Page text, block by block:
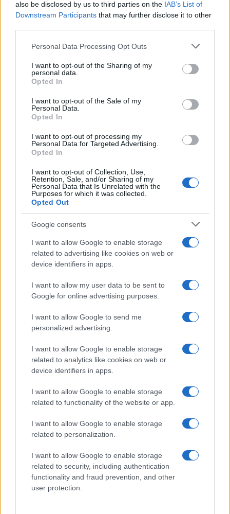
also be disclosed by us to third parties on the IAB’s List of
Downstream Participants that may further disclose it to other
Please note that this website/app uses one or more Google
not limited to your visit or usage behaviour. You may click to
grant or deny consent to Google and its third-party tags to
use your data for below specified purposes in below Google
consent section.
Personal Data Processing Opt Outs
I want to opt-out of the Sharing of my
personal data.
Opted In
I want to opt-out of the Sale of my
Personal Data.
Opted In
I want to opt-out of processing my
Personal Data for Targeted Advertising.
Opted In
I want to opt-out of Collection, Use,
Retention, Sale, and/or Sharing of my
Personal Data that Is Unrelated with the
Purposes for which it was collected.
Opted Out
Google consents
I want to allow Google to enable storage
related to advertising like cookies on web or
device identifiers in apps.
I want to allow my user data to be sent to
Google for online advertising purposes.
I want to allow Google to send me
personalized advertising.
I want to allow Google to enable storage
related to analytics like cookies on web or
device identifiers in apps.
I want to allow Google to enable storage
related to functionality of the website or app.
I want to allow Google to enable storage
related to personalization.
I want to allow Google to enable storage
related to security, including authentication
functionality and fraud prevention, and other
user protection.
NECROLOGIE
Mario Malu
Paolo Pinna
Martina Agostina Diturco
I nostri cari
I nostri cari
I nostri cari
Invia un Comunicato Stampa Segnala